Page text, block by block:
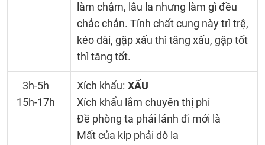
làm chậm, lâu la nhưng làm gì đều
chắc chắn. Tính chất cung này trì trệ,
kéo dài, gặp xấu thì tăng xấu, gặp tốt
thì tăng tốt.
3h-5h
15h-17h
Xích khẩu: XẤU
Xích khẩu lắm chuyên thị phi
Đề phòng ta phải lánh đi mới là
Mất của kíp phải dò la